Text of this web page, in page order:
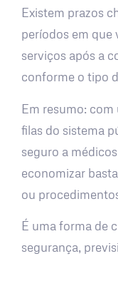
Existem prazos
períodos em que
serviços após a
conforme o tipo
Em resumo:
filas do sistema
seguro a
economizar
ou
É uma forma de
segurança,